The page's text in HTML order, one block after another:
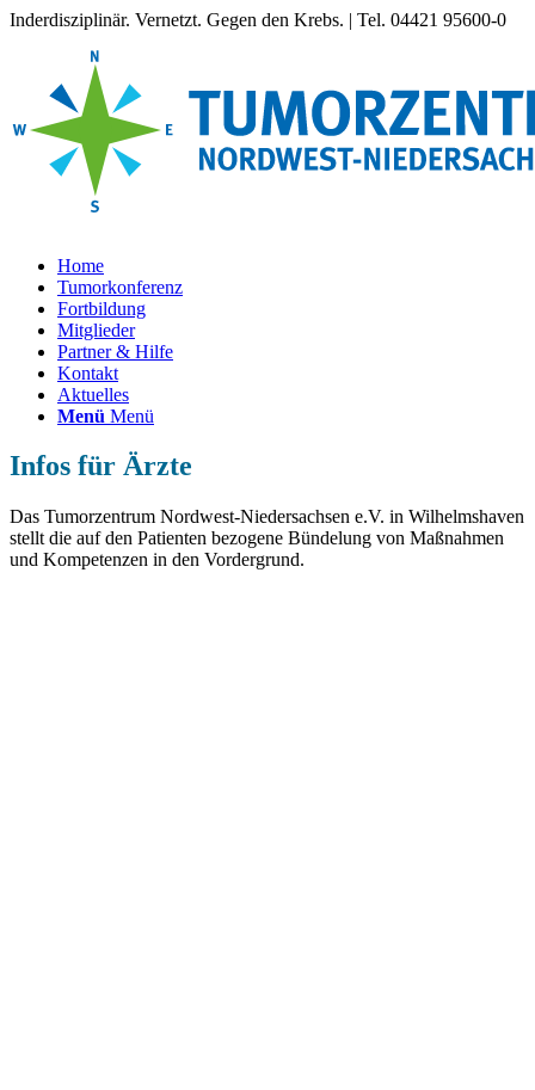
Inderdisziplinär. Vernetzt. Gegen den Krebs. | Tel. 04421 95600-0
Home
Tumorkonferenz
Fortbildung
Mitglieder
Partner & Hilfe
Kontakt
Aktuelles
Menü Menü
Infos für Ärzte
Das Tumorzentrum Nordwest-Niedersachsen e.V. in Wilhelmshaven
stellt die auf den Patienten bezogene Bündelung von Maßnahmen
und Kompetenzen in den Vordergrund.